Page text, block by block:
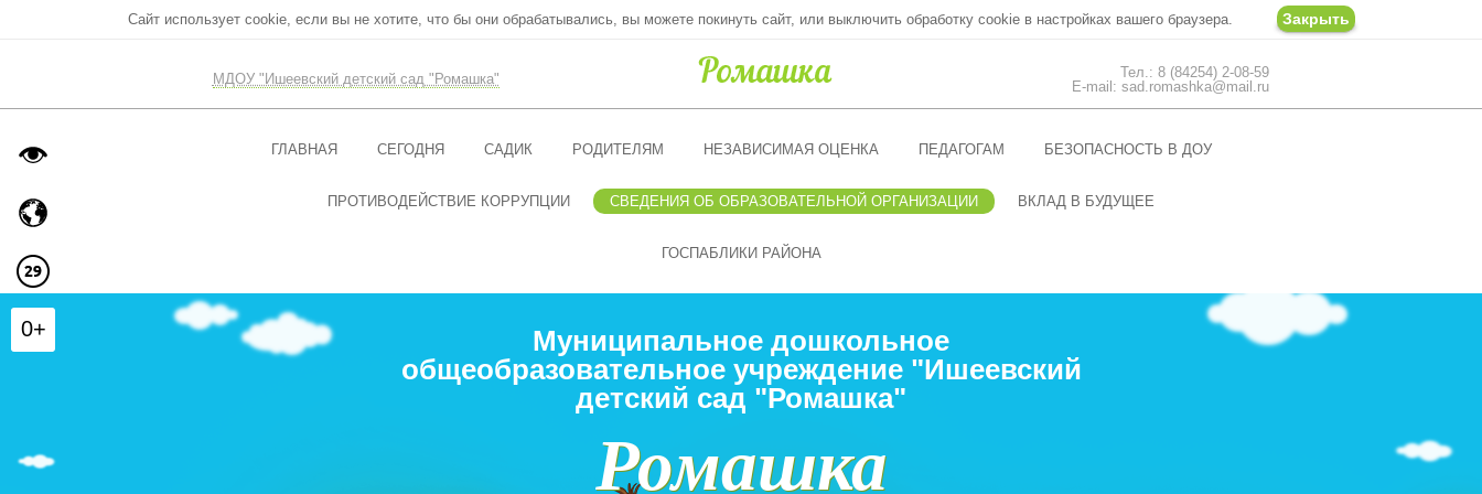
Сайт использует cookie, если вы не хотите, что бы они обрабатывались, вы можете покинуть сайт, или выключить обработку cookie в настройках вашего браузера. Закрыть
МДОУ "Ишеевский детский сад "Ромашка"
Тел.: 8 (84254) 2-08-59
E-mail: sad.romashka@mail.ru
ГЛАВНАЯ СЕГОДНЯ САДИК РОДИТЕЛЯМ НЕЗАВИСИМАЯ ОЦЕНКА ПЕДАГОГАМ БЕЗОПАСНОСТЬ В ДОУ
ПРОТИВОДЕЙСТВИЕ КОРРУПЦИИ СВЕДЕНИЯ ОБ ОБРАЗОВАТЕЛЬНОЙ ОРГАНИЗАЦИИ ВКЛАД В БУДУЩЕЕ
ГОСПАБЛИКИ РАЙОНА
Муниципальное дошкольное
общеобразовательное учреждение "Ишеевский
детский сад "Ромашка"
Ромашка
0+